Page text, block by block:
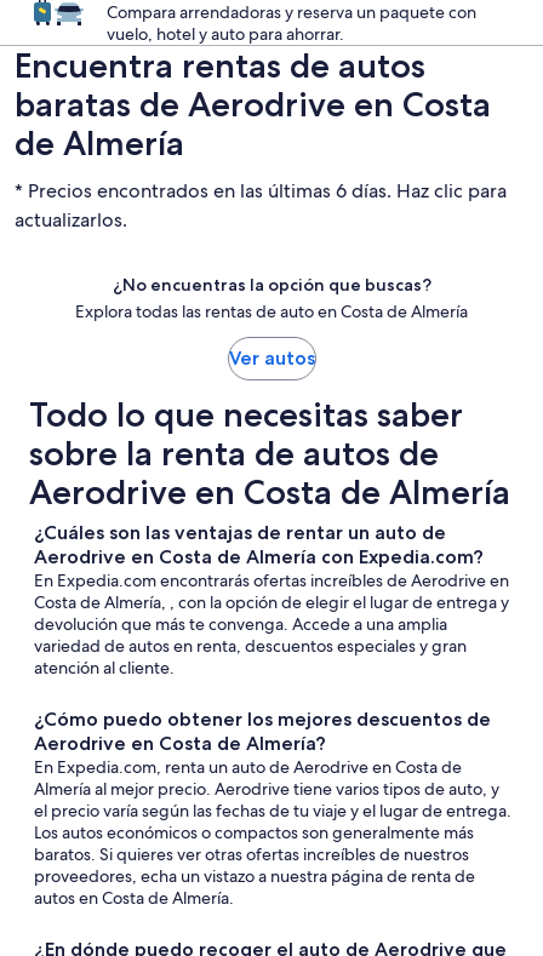
Compara arrendadoras y reserva un paquete con
vuelo, hotel y auto para ahorrar.
Encuentra rentas de autos
baratas de Aerodrive en Costa
de Almería
* Precios encontrados en las últimas 6 días. Haz clic para
actualizarlos.
¿No encuentras la opción que buscas?
Explora todas las rentas de auto en Costa de Almería
Ver autos
Todo lo que necesitas saber
sobre la renta de autos de
Aerodrive en Costa de Almería
¿Cuáles son las ventajas de rentar un auto de
Aerodrive en Costa de Almería con Expedia.com?
En Expedia.com encontrarás ofertas increíbles de Aerodrive en
Costa de Almería, , con la opción de elegir el lugar de entrega y
devolución que más te convenga. Accede a una amplia
variedad de autos en renta, descuentos especiales y gran
atención al cliente.
¿Cómo puedo obtener los mejores descuentos de
Aerodrive en Costa de Almería?
En Expedia.com, renta un auto de Aerodrive en Costa de
Almería al mejor precio. Aerodrive tiene varios tipos de auto, y
el precio varía según las fechas de tu viaje y el lugar de entrega.
Los autos económicos o compactos son generalmente más
baratos. Si quieres ver otras ofertas increíbles de nuestros
proveedores, echa un vistazo a nuestra página de renta de
autos en Costa de Almería.
¿En dónde puedo recoger el auto de Aerodrive que